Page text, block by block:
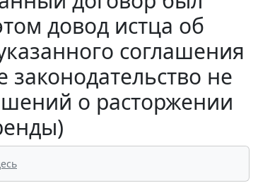
довод истца об
соглашения
не
о расторжении